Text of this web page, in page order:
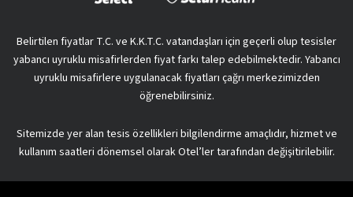
Belirtilen fiyatlar T.C. ve K.K.T.C. vatandaşları için geçerli olup tesisler
yabancı uyruklu misafirlerden fiyat farkı talep edebilmektedir. Yabancı
uyruklu misafirlere uygulanacak fiyatları çağrı merkezimizden
öğrenebilirsiniz.
Sitemizde yer alan tesis özellikleri bilgilendirme amaçlıdır, hizmet ve
kullanım saatleri dönemsel olarak Otel’ler tarafından değişitirilebilir.